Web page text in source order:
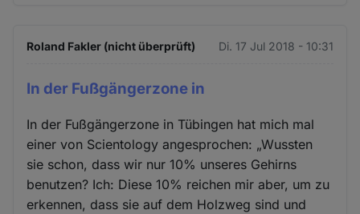
Roland Fakler (nicht überprüft) Di. 17 Jul 2018 - 10:31
In der Fußgängerzone in
In der Fußgängerzone in Tübingen hat mich mal
einer von Scientology angesprochen: „Wussten
sie schon, dass wir nur 10% unseres Gehirns
benutzen? Ich: Diese 10% reichen mir aber, um zu
erkennen, dass sie auf dem Holzweg sind und